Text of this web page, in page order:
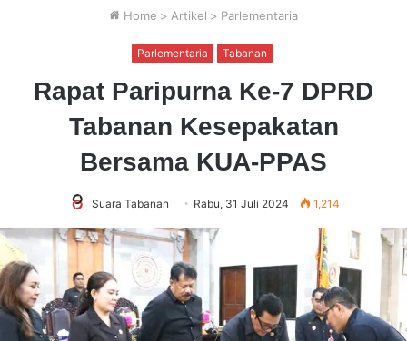
Home > Artikel > Parlementaria
Parlementaria Tabanan
Rapat Paripurna Ke-7 DPRD
Tabanan Kesepakatan
Bersama KUA-PPAS
Suara Tabanan Rabu, 31 Juli 2024 1,214